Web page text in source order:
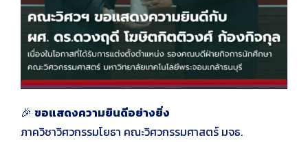
🎉 ขอแสดงความยินดีอย่างยิ่ง
ภาควิชาวิศวกรรมโยธา คณะวิศวกรรมศาสตร์ มจธ.